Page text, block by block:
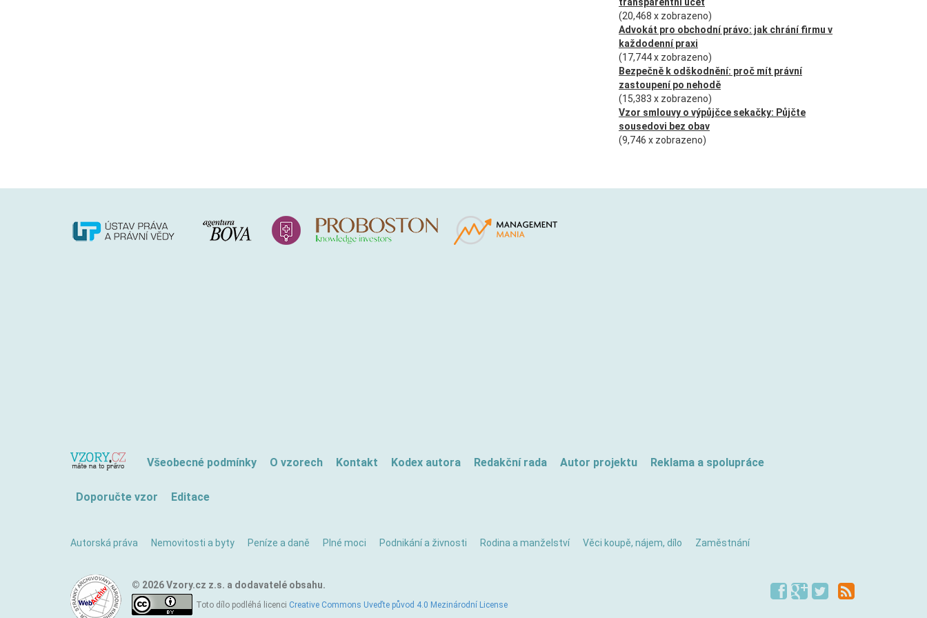
(20,468 x zobrazeno)
Advokát pro obchodní právo: jak chrání firmu v
každodenní praxi
(17,744 x zobrazeno)
Bezpečně k odškodnění: proč mít právní
zastoupení po nehodě
(15,383 x zobrazeno)
Vzor smlouvy o výpůjčce sekačky: Půjčte
sousedovi bez obav
(9,746 x zobrazeno)
Všeobecné podmínky O vzorech Kontakt Kodex autora Redakční rada Autor projektu Reklama a spolupráce
Doporučte vzor Editace
Autorská práva Nemovitosti a byty Peníze a daně Plné moci Podnikání a živnosti Rodina a manželství Věci koupě, nájem, dílo Zaměstnání
© 2026 Vzory.cz z.s. a dodavatelé obsahu.
Toto dílo podléhá licenci Creative Commons Uveďte původ 4.0 Mezinárodní License